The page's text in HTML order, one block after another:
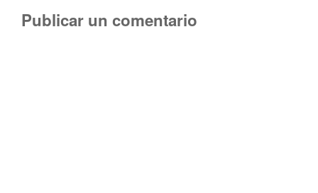
Publicar un comentario